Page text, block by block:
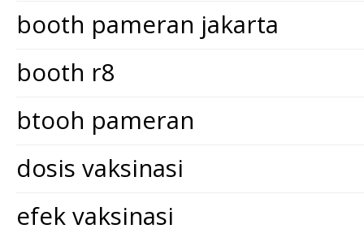
booth pameran jakarta
booth r8
btooh pameran
dosis vaksinasi
efek vaksinasi